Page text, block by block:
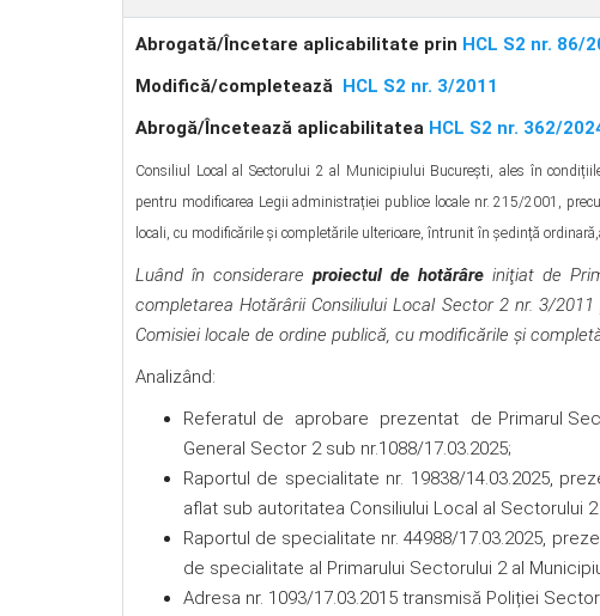
Abrogată/Încetare aplicabilitate prin HCL S2 nr. 86/
Modifică/completează HCL S2 nr. 3/2011
Abrogă/Încetează aplicabilitatea HCL S2 nr. 362/
Consiliul Local al Sectorului 2 al Municipiului Bucureşti, ales în
pentru modificarea Legii administrației publice locale nr. 215/2001,
locali, cu modificările şi completările ulterioare, întrunit în ședință
Luând în considerare proiectul de hotărâre iniţiat de
completarea Hotărârii Consiliului Local Sector 2 nr. 3/
Comisiei locale de ordine publică, cu modificările și
Analizând:
Referatul de aprobare prezentat de Primarul
General Sector 2 sub nr.1088/17.03.2025;
Raportul de specialitate nr. 19838/14.03.2025,
aflat sub autoritatea Consiliului Local al Sectorului
Raportul de specialitate nr. 44988/17.03.2025,
de specialitate al Primarului Sectorului 2 al
Adresa nr. 1093/17.03.2015 transmisă Poliției